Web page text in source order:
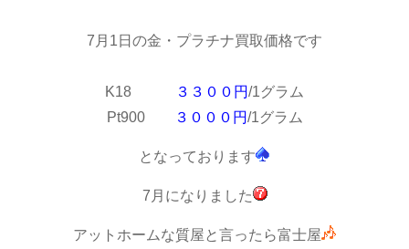
7月1日の金・プラチナ買取価格です
K18 ３３００円/1グラム
Pt900
３０００円/1グラム
となっております
7月になりました
アットホームな質屋と言ったら富士屋